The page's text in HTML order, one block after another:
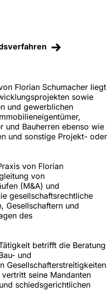
Florian Schumacher liegt
sowie
und gewerblichen
und Bauherren ebenso wie
und sonstige Projekt- oder
von Florian
von
(M&A) und
gesellschaftsrechtliche
Gesellschaftern und
des
betrifft die Beratung
und
Gesellschafterstreitigkeiten
seine Mandanten
schiedsgerichtlichen